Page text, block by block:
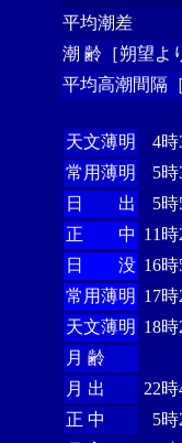
平均潮差
潮 齢［朔望よ
平均高潮間隔
天文薄明
4時
常用薄明
5時
日 出
5時
正 中 11
日 没 16
常用薄明 17
天文薄明 18
月 齢
月 出
22
正 中
5時